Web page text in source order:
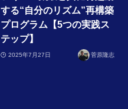
する“自分のリズム”再構築
プログラム【5つの実践ス
テップ】
2025年7月27日 菅原隆志